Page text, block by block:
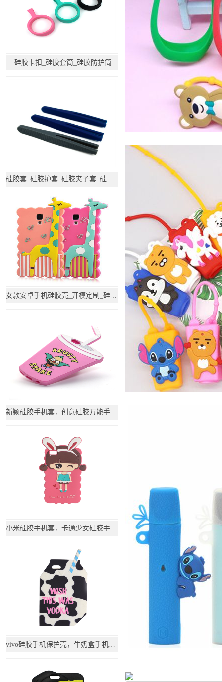
硅胶卡扣_硅胶套筒_硅胶防护筒
硅胶套_硅胶护套_硅胶夹子套_硅胶防护套
女款安卓手机硅胶壳_开模定制_硅胶套
新颖硅胶手机套，创意硅胶万能手机套_硅胶套
小米硅胶手机套，卡通少女硅胶手机壳软_硅胶套
vivo硅胶手机保护壳，牛奶盒手机防摔套-硅胶套